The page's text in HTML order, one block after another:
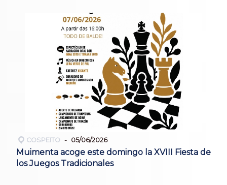
COSPEITO 05/06/2026
Muimenta acoge este domingo la XVIII Fiesta de
los Juegos Tradicionales